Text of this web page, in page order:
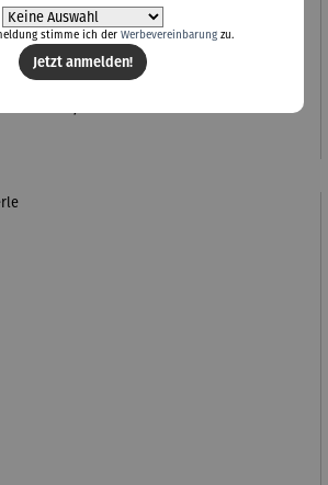
| Walnuss, personalisierbar – Julius
stimme ich der Werbevereinbarungzu.
Jetzt anmelden!